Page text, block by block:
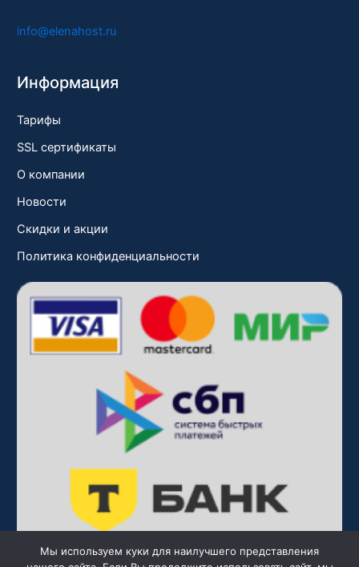
info@elenahost.ru
Информация
Тарифы
SSL сертификаты
О компании
Новости
Скидки и акции
Политика конфиденциальности
Мы используем куки для наилучшего представления